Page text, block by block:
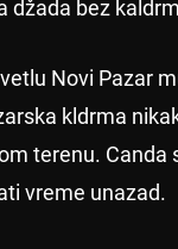
džada bez
Novi Pazar
kldrma
terenu. Canda
vreme unazad.